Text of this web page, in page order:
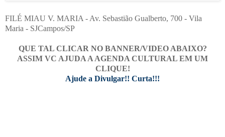
FILÉ MIAU V. MARIA - Av. Sebastião Gualberto, 700 - Vila
Maria - SJCampos/SP
QUE TAL CLICAR NO BANNER/VIDEO ABAIXO?
ASSIM VC AJUDA A AGENDA CULTURAL EM UM
CLIQUE!
Ajude a Divulgar!! Curta!!!